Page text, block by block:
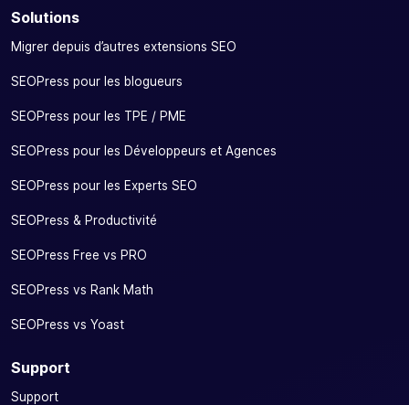
Solutions
Migrer depuis d’autres extensions SEO
SEOPress pour les blogueurs
SEOPress pour les TPE / PME
SEOPress pour les Développeurs et Agences
SEOPress pour les Experts SEO
SEOPress & Productivité
SEOPress Free vs PRO
SEOPress vs Rank Math
SEOPress vs Yoast
Support
Support